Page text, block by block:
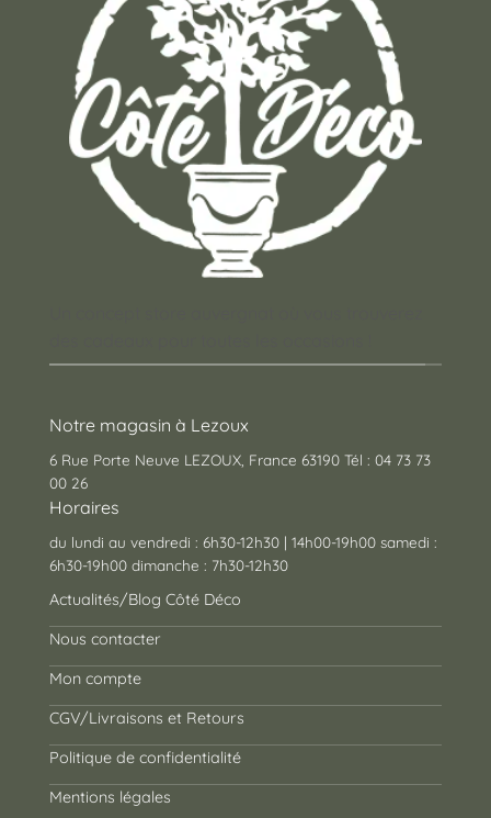
Notre magasin à Lezoux
6 Rue Porte Neuve LEZOUX, France 63190 Tél : 04 73 73
00 26
Horaires
du lundi au vendredi : 6h30-12h30 | 14h00-19h00 samedi :
6h30-19h00 dimanche : 7h30-12h30
Actualités/Blog Côté Déco
Nous contacter
Mon compte
CGV/Livraisons et Retours
Politique de confidentialité
Mentions légales